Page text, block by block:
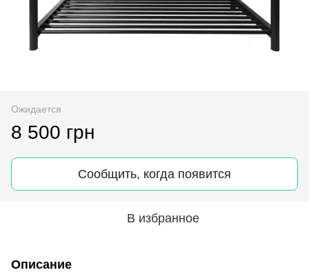
Ожидается
8 500 грн
Сообщить, когда появится
В избранное
Описание